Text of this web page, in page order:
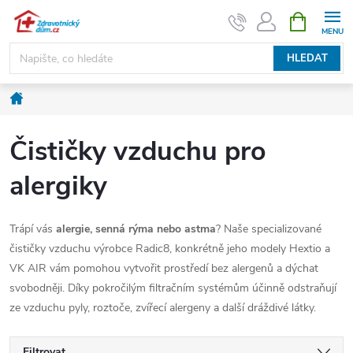
Přejít
obsah
HLEDAT
NÁKUPNÍ
KOŠÍK
Domů
Čističky vzduchu pro
alergiky
Trápí vás alergie, senná rýma nebo astma? Naše specializované
čističky vzduchu výrobce Radic8, konkrétně jeho modely Hextio a
VK AIR vám pomohou vytvořit prostředí bez alergenů a dýchat
svobodněji. Díky pokročilým filtračním systémům účinně odstraňují
ze vzduchu pyly, roztoče, zvířecí alergeny a další dráždivé látky.